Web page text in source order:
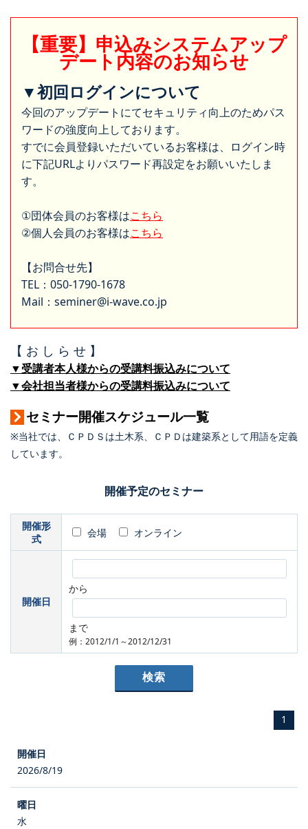
【重要】申込みシステムアップ
デート内容のお知らせ
▼初回ログインについて
今回のアップデートにてセキュリティ向上のためパス
ワードの強度向上しております。
すでに会員登録いただいているお客様は、ログイン時
に下記URLよりパスワード再設定をお願いいたしま
す。
①団体会員のお客様はこちら
②個人会員のお客様はこちら
【お問合せ先】
TEL：050-1790-1678
Mail：seminer@i-wave.co.jp
【 お し ら せ 】
▼受講者本人様からの受講料振込みについて
▼会社担当者様からの受講料振込みについて
セミナー開催スケジュール一覧
※当社では、ＣＰＤＳは土木系、ＣＰＤは建築系として用語を定義
しています。
開催予定のセミナー
開催形
式
会場 オンライン
開催日
から
まで
例：2012/1/1～2012/12/31
1
2026/8/19
水